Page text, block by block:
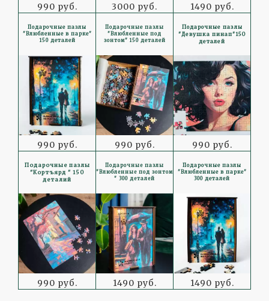
990 руб. 3000 руб. 1490 руб.
Подарочные пазлы
"Влюбленные в парке"
150 деталей
990 руб.
Подарочные пазлы
"Влюбленные под
зонтом" 150 деталей
990 руб.
Подарочные пазлы
"Девушка пинап"150
деталей
990 руб.
Подарочные пазлы
"Кортъярд " 150
деталий
990 руб.
Подарочные пазлы
"Влюбленные под зонтом
" 300 деталей
1490 руб.
Подарочные пазлы
"Влюбленные в парке"
300 деталей
1490 руб.